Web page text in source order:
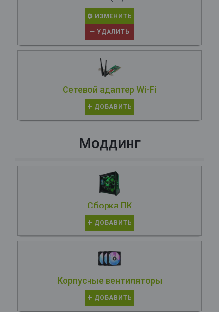
ИЗМЕНИТЬ
УДАЛИТЬ
Сетевой адаптер Wi-Fi
ДОБАВИТЬ
Моддинг
Сборка ПК
ДОБАВИТЬ
Корпусные вентиляторы
ДОБАВИТЬ